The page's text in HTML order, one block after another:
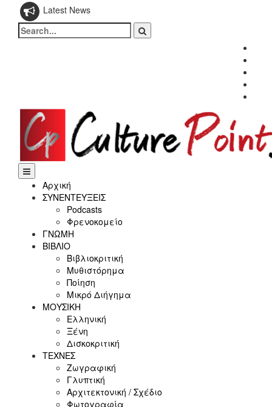
Latest News
Search
for:
Αρχική
ΣΥΝΕΝΤΕΥΞΕΙΣ
Podcasts
Φρενοκομείο
ΓΝΩΜΗ
ΒΙΒΛΙΟ
Βιβλιοκριτική
Μυθιστόρημα
Ποίηση
Μικρό Διήγημα
ΜΟΥΣΙΚΗ
Ελληνική
Ξένη
Δισκοκριτική
ΤΕΧΝΕΣ
Ζωγραφική
Γλυπτική
Αρχιτεκτονική / Σχέδιο
Φωτογραφία